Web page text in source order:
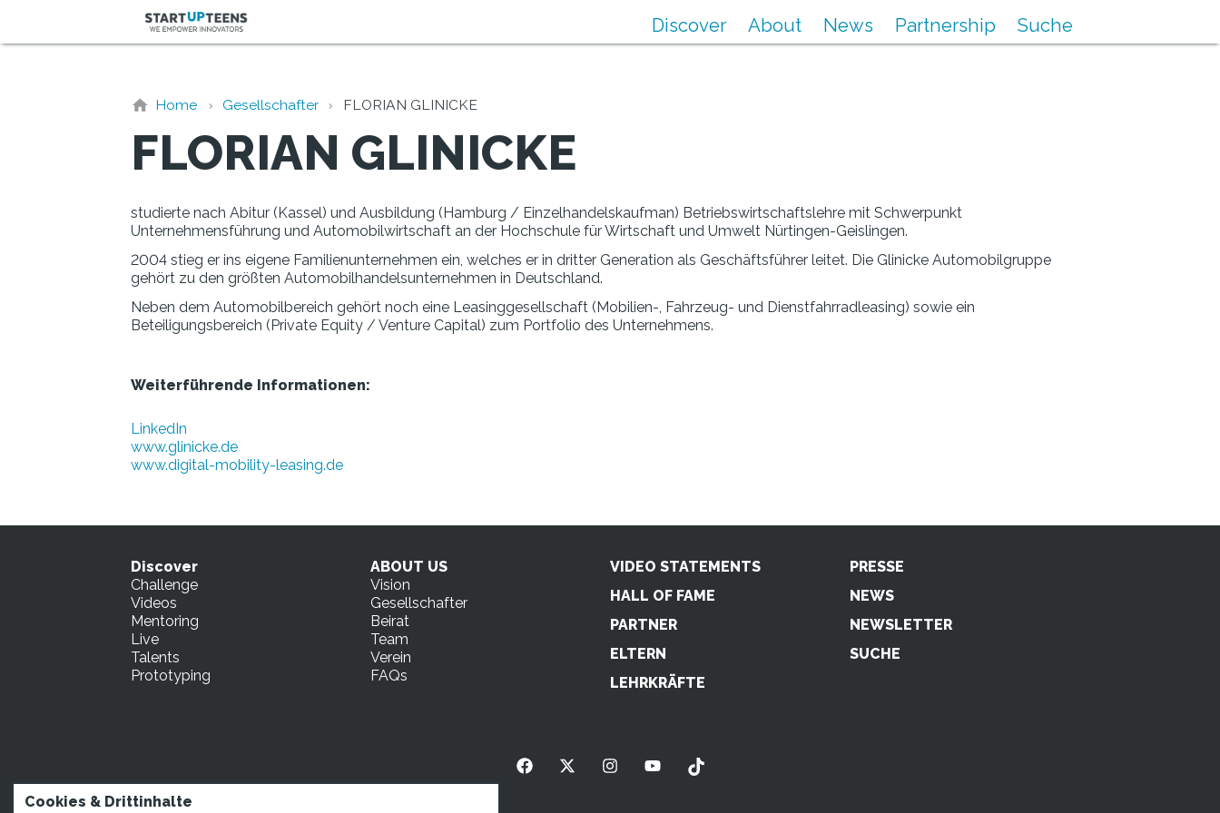
Discover About News Partnership Suche
Home Gesellschafter FLORIAN GLINICKE
FLORIAN GLINICKE
studierte nach Abitur (Kassel) und Ausbildung (Hamburg / Einzelhandelskaufman) Betriebswirtschaftslehre mit Schwerpunkt
Unternehmensführung und Automobilwirtschaft an der Hochschule für Wirtschaft und Umwelt Nürtingen-Geislingen.
2004 stieg er ins eigene Familienunternehmen ein, welches er in dritter Generation als Geschäftsführer leitet. Die Glinicke Automobilgruppe
gehört zu den größten Automobilhandelsunternehmen in Deutschland.
Neben dem Automobilbereich gehört noch eine Leasinggesellschaft (Mobilien-, Fahrzeug- und Dienstfahrradleasing) sowie ein
Beteiligungsbereich (Private Equity / Venture Capital) zum Portfolio des Unternehmens.
Weiterführende Informationen:
LinkedIn
www.glinicke.de
www.digital-mobility-leasing.de
Discover
Challenge
Videos
Mentoring
Live
Talents
Prototyping
ABOUT US
Vision
Gesellschafter
Beirat
Team
Verein
FAQs
VIDEO STATEMENTS
HALL OF FAME
PARTNER
ELTERN
LEHRKRÄFTE
PRESSE
NEWS
NEWSLETTER
SUCHE
Cookies & Drittinhalte